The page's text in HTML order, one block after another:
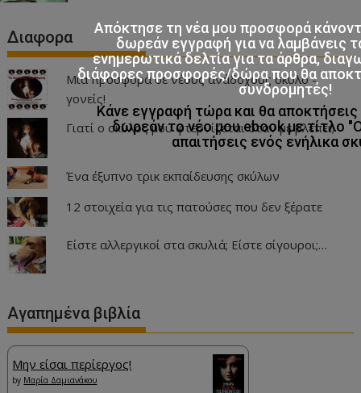
Διαφορα
Μια προσφορά σε νέους ανάδοχους σκύλο -
γονείς!
Γιατί ο σκύλος μου φτερνίζεται όταν με βλέπει;
Ένα έξυπνο τρικ εκπαίδευσης σκύλων
12 στοιχεία για τις πατούσες που δεν ξέρατε
Είστε αλλεργικοί στα σκυλιά; Είστε σίγουροι;…
Αγαπημένα βιβλία
Μην είσαι περίεργος!
by Μαρία Δαμιανάκου
Απόκτησε τη νέα μου προσφορά
δωρεάν εγγραφή για να λαμβάνεις
ενημερωτικά δελτία για τα άρθρα,
διάφορες προσφορές/δώρα που θα
συνδρομητές!
Κάνε εγγραφή τώρα και θα
δωρεάν το νέο μου ebook με τίτλο
απαιτήσεις ενός ενήλικα